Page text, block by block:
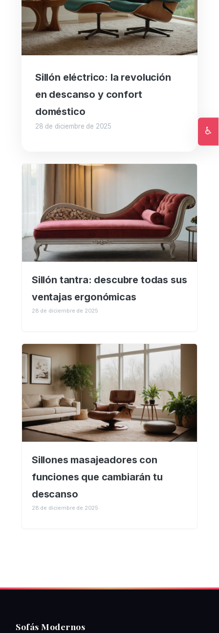
Sillón eléctrico: la revolución
en descanso y confort
doméstico
28 de diciembre de 2025
Sillón tantra: descubre todas sus
ventajas ergonómicas
28 de diciembre de 2025
Sillones masajeadores con
funciones que cambiarán tu
descanso
28 de diciembre de 2025
Sofás Modernos
♿